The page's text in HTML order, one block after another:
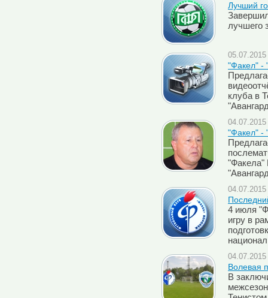
Лучший
лучшего
"Факел" -
клуба в
"Факел" -
"Факела"
4 июля
игру в
Волевая
В